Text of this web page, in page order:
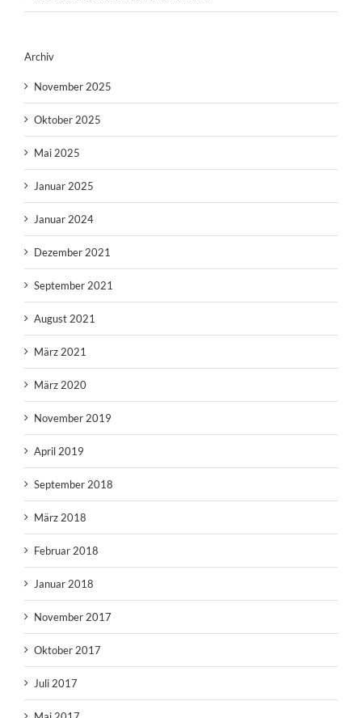
Archiv
November 2025
Oktober 2025
Mai 2025
Januar 2025
Januar 2024
Dezember 2021
September 2021
August 2021
März 2021
März 2020
November 2019
April 2019
September 2018
März 2018
Februar 2018
Januar 2018
November 2017
Oktober 2017
Juli 2017